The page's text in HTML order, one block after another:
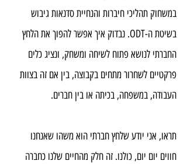
במשחוק תהליכי חיברות והנחיית סדנאות גיבוש
בשיטת ה-ODT. נבדוק איך אפשר להפוך את הלחץ
החברתי לנושא פתוח לשיחה ומשחק, ונציג כלים
פרקטיים לשחרור מתחים בקבוצה, בין אם זה בצוות
העבודה, במשפחה, בכיתה או בין חברים.
תראו, אני יודע שלחץ חברתי הוא משהו שאנחנו
חווים יום יום, כולנו. זה חלק מהחיים שלנו כחברה